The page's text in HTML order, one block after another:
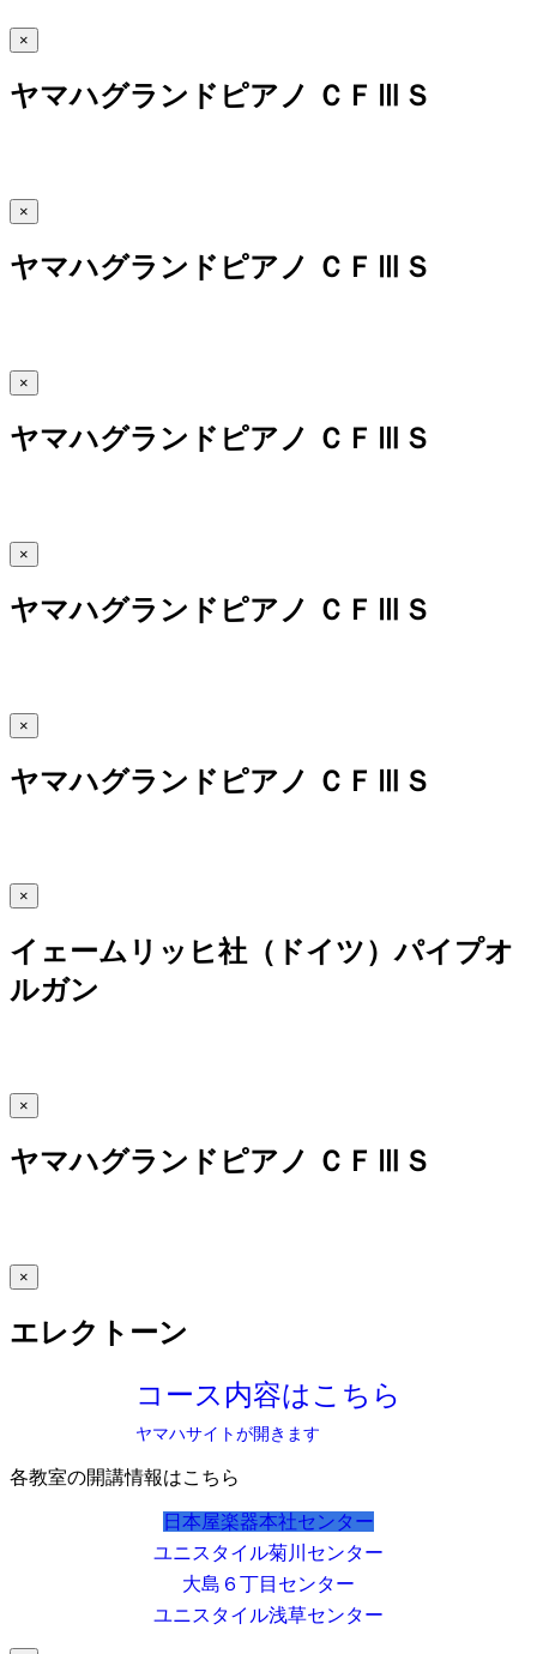
×
ヤマハグランドピアノ ＣＦⅢＳ
×
ヤマハグランドピアノ ＣＦⅢＳ
×
ヤマハグランドピアノ ＣＦⅢＳ
×
ヤマハグランドピアノ ＣＦⅢＳ
×
ヤマハグランドピアノ ＣＦⅢＳ
×
イェームリッヒ社（ドイツ）パイプオ
ルガン
×
ヤマハグランドピアノ ＣＦⅢＳ
×
エレクトーン
コース内容はこちら
ヤマハサイトが開きます
各教室の開講情報はこちら
日本屋楽器本社センター
ユニスタイル菊川センター
大島６丁目センター
ユニスタイル浅草センター